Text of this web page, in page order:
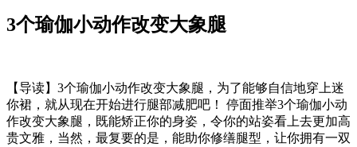
3个瑜伽小动作改变大象腿
【导读】3个瑜伽小动作改变大象腿，为了能够自信地穿上迷
你裙，就从现在开始进行腿部减肥吧！ 停面推举3个瑜伽小动
作改变大象腿，既能矫正你的身姿，令你的站姿看上去更加高
贵文雅，当然，最复要的是，能助你修缮腿型，让你拥有一双